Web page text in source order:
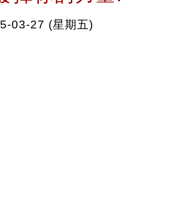
03-27 (星期五)